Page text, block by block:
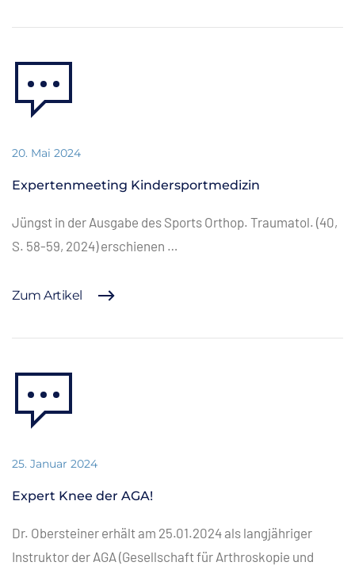
20. Mai 2024
Expertenmeeting Kindersportmedizin
Jüngst in der Ausgabe des Sports Orthop. Traumatol. (40,
S. 58-59, 2024) erschienen …
Zum Artikel
25. Januar 2024
Expert Knee der AGA!
Dr. Obersteiner erhält am 25.01.2024 als langjähriger
Instruktor der AGA (Gesellschaft für Arthroskopie und